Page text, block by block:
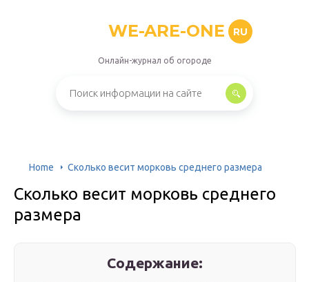
WE-ARE-ONE RU
Онлайн-журнал об огороде
Home Сколько весит морковь среднего размера
Сколько весит морковь среднего
размера
Содержание: